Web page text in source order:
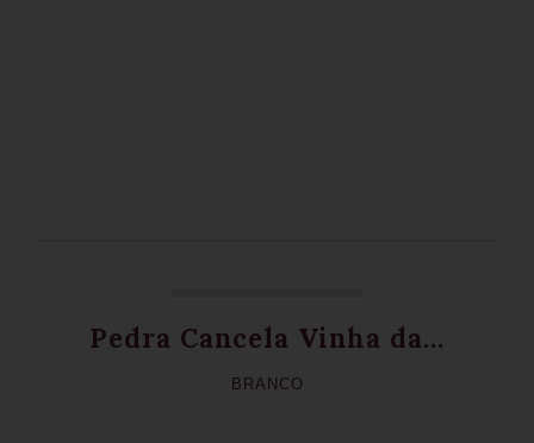
Pedra Cancela Vinha da...
BRANCO